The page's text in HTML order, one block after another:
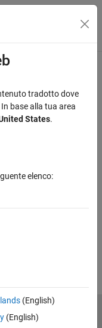
tradotto dove
base alla tua area
States.
elenco:
(English)
(English)
privacy